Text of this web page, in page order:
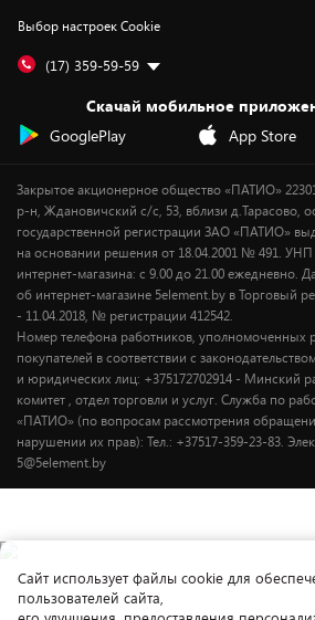
Дай пять добру!
Обработка персональных данных
Подарочные карты
Для мобильных устройств
Для компьютеров
Сервисные центры
Бонусы
Оплата частями
Новинки
Выбор настроек Cookie
(17) 359-59-59
Скачай мобильное
GooglePlay
App Store
Закрытое акционерное общество «ПАТИО»
р-н, Ждановичский с/с, 53, вблизи д.Тарасово,
государственной регистрации ЗАО «ПАТИО»
на основании решения от 18.04.2001 № 491.
интернет-магазина: с 9.00 до 21.00 ежедневно.
об интернет-магазине 5element.by в Торговый
- 11.04.2018, № регистрации 412542.
Номер телефона работников, уполномоченных
покупателей в соответствии с
и юридических лиц: +375172702914 - Минский
комитет , отдел торговли и услуг. Служба по
«ПАТИО» (по вопросам рассмотрения
нарушении их прав): Тел.: +37517-359-23-83.
5@5element.by
Cайт использует файлы cookie для
пользователей сайта,